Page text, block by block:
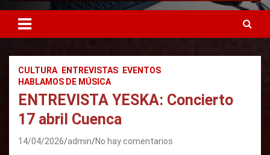
CULTURA ENTREVISTAS
EVENTOS
HABLAMOS DE MÚSICA
ENTREVISTA YESKA: Concierto
17 abril Cuenca
14/04/2026 admin No hay comentarios